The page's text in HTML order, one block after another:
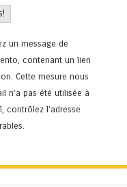
un message de
contenant un lien
Cette mesure nous
n’a pas été utilisée à
contrôlez l’adresse